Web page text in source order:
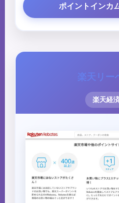
ポイントインカ
楽天リー
楽天経